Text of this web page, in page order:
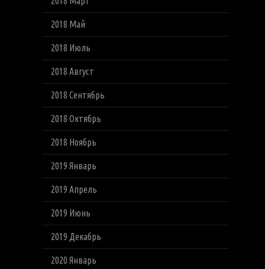
2018 Май
2018 Июль
2018 Август
2018 Сентябрь
2018 Октябрь
2018 Ноябрь
2019 Январь
2019 Апрель
2019 Июнь
2019 Декабрь
2020 Январь